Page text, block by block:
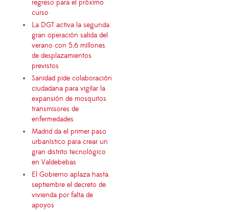
regreso para el próximo
curso
La DGT activa la segunda
gran operación salida del
verano con 5,6 millones
de desplazamientos
previstos
Sanidad pide colaboración
ciudadana para vigilar la
expansión de mosquitos
transmisores de
enfermedades
Madrid da el primer paso
urbanístico para crear un
gran distrito tecnológico
en Valdebebas
El Gobierno aplaza hasta
septiembre el decreto de
vivienda por falta de
apoyos